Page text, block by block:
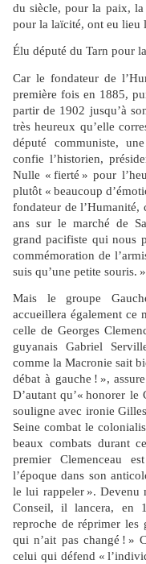
du siècle, pour la paix, la
pour la laïcité, ont eu lieu
Élu député du Tarn pour
Car le fondateur de
première fois en 1885,
partir de 1902 jusqu’à
très heureux qu’elle
député communiste,
confie l’historien,
Nulle « fierté » pour
plutôt « beaucoup
fondateur de l’Humanité,
ans sur le marché de
grand pacifiste qui nous
commémoration de
suis qu’une petite souris. »
Mais le groupe
accueillera également ce
celle de Georges
guyanais Gabriel
comme la Macronie sait
débat à gauche ! »,
D’autant qu’« honorer le
souligne avec ironie
Seine combat le
beaux combats durant
premier Clemenceau
l’époque dans son
le lui rappeler ». Devenu
Conseil, il lancera, en
reproche de réprimer les
qui n’ait pas changé ! »
celui qui défend «